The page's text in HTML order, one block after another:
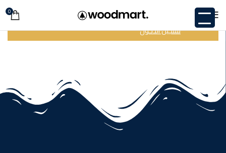
0
قائمة الرغبات متاحة فقط للزوار المسجلين.
تسجيل الدخول